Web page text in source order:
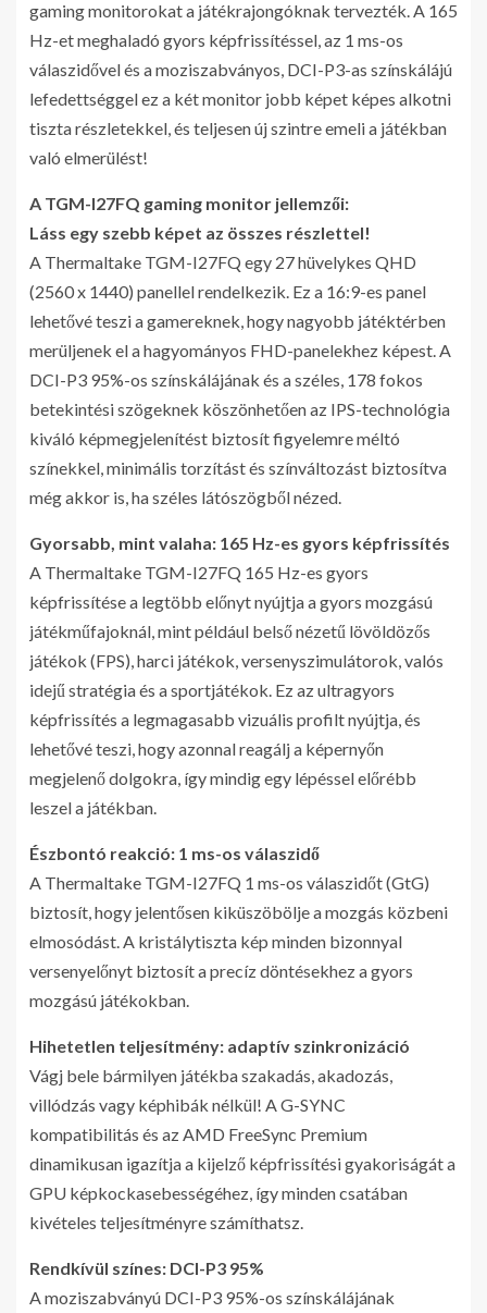
gaming monitorokat a játékrajongóknak tervezték. A 165
Hz-et meghaladó gyors képfrissítéssel, az 1 ms-os
válaszidővel és a moziszabványos, DCI-P3-as színskálájú
lefedettséggel ez a két monitor jobb képet képes alkotni
tiszta részletekkel, és teljesen új szintre emeli a játékban
való elmerülést!
A TGM-I27FQ gaming monitor jellemzői:
Láss egy szebb képet az összes részlettel!
A Thermaltake TGM-I27FQ egy 27 hüvelykes QHD
(2560 x 1440) panellel rendelkezik. Ez a 16:9-es panel
lehetővé teszi a gamereknek, hogy nagyobb játéktérben
merüljenek el a hagyományos FHD-panelekhez képest. A
DCI-P3 95%-os színskálájának és a széles, 178 fokos
betekintési szögeknek köszönhetően az IPS-technológia
kiváló képmegjelenítést biztosít figyelemre méltó
színekkel, minimális torzítást és színváltozást biztosítva
még akkor is, ha széles látószögből nézed.
Gyorsabb, mint valaha: 165 Hz-es gyors képfrissítés
A Thermaltake TGM-I27FQ 165 Hz-es gyors
képfrissítése a legtöbb előnyt nyújtja a gyors mozgású
játékműfajoknál, mint például belső nézetű lövöldözős
játékok (FPS), harci játékok, versenyszimulátorok, valós
idejű stratégia és a sportjátékok. Ez az ultragyors
képfrissítés a legmagasabb vizuális profilt nyújtja, és
lehetővé teszi, hogy azonnal reagálj a képernyőn
megjelenő dolgokra, így mindig egy lépéssel előrébb
leszel a játékban.
Észbontó reakció: 1 ms-os válaszidő
A Thermaltake TGM-I27FQ 1 ms-os válaszidőt (GtG)
biztosít, hogy jelentősen kiküszöbölje a mozgás közbeni
elmosódást. A kristálytiszta kép minden bizonnyal
versenyelőnyt biztosít a precíz döntésekhez a gyors
mozgású játékokban.
Hihetetlen teljesítmény: adaptív szinkronizáció
Vágj bele bármilyen játékba szakadás, akadozás,
villódzás vagy képhibák nélkül! A G-SYNC
kompatibilitás és az AMD FreeSync Premium
dinamikusan igazítja a kijelző képfrissítési gyakoriságát a
GPU képkockasebességéhez, így minden csatában
kivételes teljesítményre számíthatsz.
Rendkívül színes: DCI-P3 95%
A moziszabványú DCI-P3 95%-os színskálájának